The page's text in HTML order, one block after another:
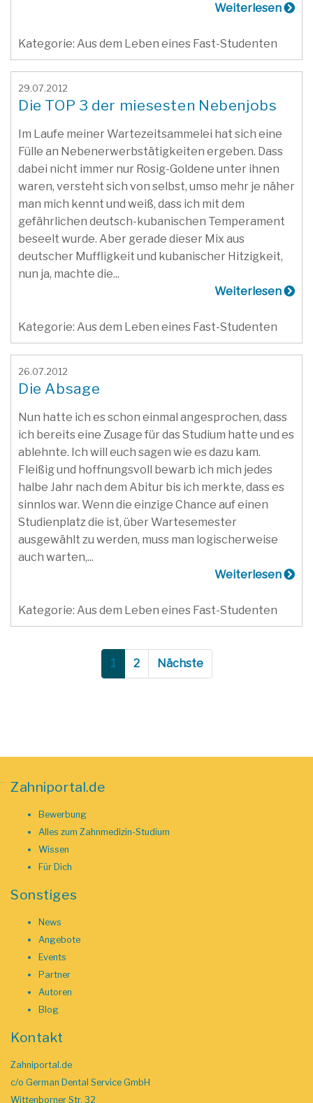
Weiterlesen
Kategorie: Aus dem Leben eines Fast-Studenten
29.07.2012
Die TOP 3 der miesesten Nebenjobs
Im Laufe meiner Wartezeitsammelei hat sich eine
Fülle an Nebenerwerbstätigkeiten ergeben. Dass
dabei nicht immer nur Rosig-Goldene unter ihnen
waren, versteht sich von selbst, umso mehr je näher
man mich kennt und weiß, dass ich mit dem
gefährlichen deutsch-kubanischen Temperament
beseelt wurde. Aber gerade dieser Mix aus
deutscher Muffligkeit und kubanischer Hitzigkeit,
nun ja, machte die...
Weiterlesen
Kategorie: Aus dem Leben eines Fast-Studenten
26.07.2012
Die Absage
Nun hatte ich es schon einmal angesprochen, dass
ich bereits eine Zusage für das Studium hatte und es
ablehnte. Ich will euch sagen wie es dazu kam.
Fleißig und hoffnungsvoll bewarb ich mich jedes
halbe Jahr nach dem Abitur bis ich merkte, dass es
sinnlos war. Wenn die einzige Chance auf einen
Studienplatz die ist, über Wartesemester
ausgewählt zu werden, muss man logischerweise
auch warten,...
Weiterlesen
Kategorie: Aus dem Leben eines Fast-Studenten
1 2 Nächste
Zahniportal.de
Bewerbung
Alles zum Zahnmedizin-Studium
Wissen
Für Dich
Sonstiges
News
Angebote
Events
Partner
Autoren
Blog
Kontakt
Zahniportal.de
c/o German Dental Service GmbH
Wittenborner Str. 32